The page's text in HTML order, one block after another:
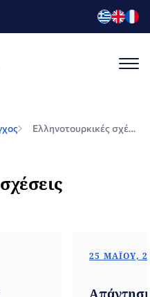
Ελληνοτουρκικές σχέσεις
25 ΜΑΪ́ΟΥ,